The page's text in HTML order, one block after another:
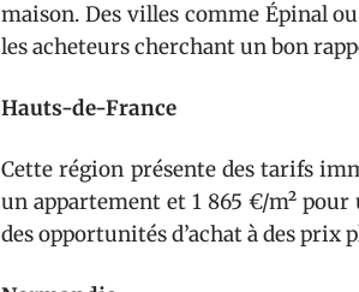
maison. Des villes comme Épinal
les acheteurs cherchant un bon
Hauts-de-France
Cette région présente des tarifs
un appartement et 1 865 €/m²
des opportunités d’achat à des prix